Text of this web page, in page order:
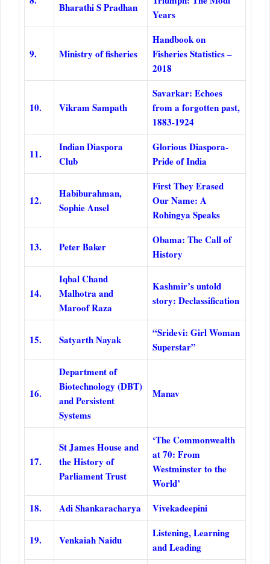
Bharathi S Pradhan
Years
9. Ministry of fisheries
Handbook on
Fisheries Statistics –
2018
10. Vikram Sampath
Savarkar: Echoes
from a forgotten past,
1883-1924
11.
Indian Diaspora
Club
Glorious Diaspora-
Pride of India
12.
Habiburahman,
Sophie Ansel
First They Erased
Our Name: A
Rohingya Speaks
13. Peter Baker
Obama: The Call of
History
14.
Iqbal Chand
Malhotra and
Maroof Raza
Kashmir’s untold
story: Declassification
15. Satyarth Nayak
“Sridevi: Girl Woman
Superstar”
16.
Department of
Biotechnology (DBT)
and Persistent
Systems
Manav
17.
St James House and
the History of
Parliament Trust
‘The Commonwealth
at 70: From
Westminster to the
World’
18.
Adi Shankaracharya Vivekadeepini
19. Venkaiah Naidu
Listening, Learning
and Leading